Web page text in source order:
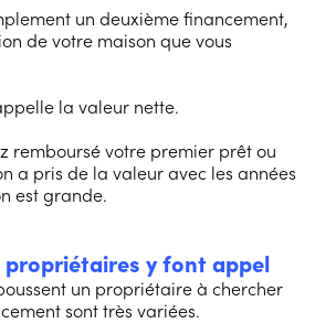
un deuxième financement,
de votre maison que vous
la valeur nette.
remboursé votre premier prêt ou
a pris de la valeur avec les années
est grande.
propriétaires y font appel
un propriétaire à chercher
sont très variées.